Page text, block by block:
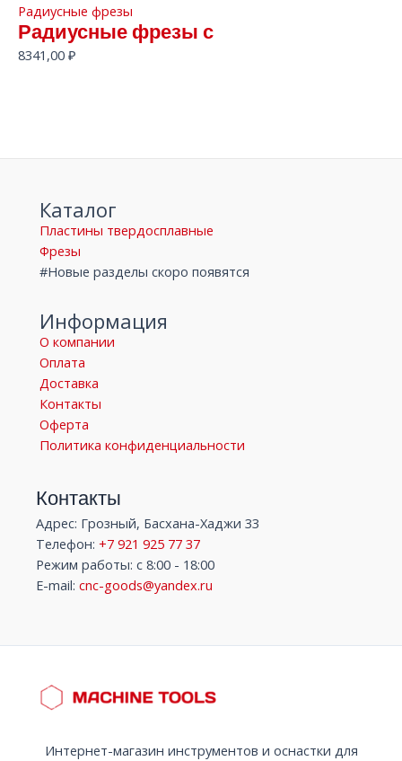
Радиусные фрезы
Радиусные фрезы с
8341,00 ₽
Каталог
Пластины твердосплавные
Фрезы
#Новые разделы скоро появятся
Информация
О компании
Оплата
Доставка
Контакты
Оферта
Политика конфиденциальности
Контакты
Адрес: Грозный, Басхана-Хаджи 33
Телефон: +7 921 925 77 37
Режим работы: с 8:00 - 18:00
E-mail: cnc-goods@yandex.ru
Интернет-магазин инструментов и оснастки для